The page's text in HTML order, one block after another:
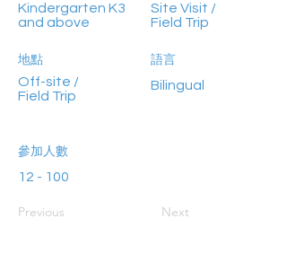
Kindergarten K3
and above
地點
Off-site /
Field Trip
Site Visit /
Field Trip
語言
Bilingual
參加人數
12 - 100
Previous Next